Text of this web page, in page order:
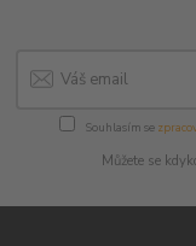
Souhlasím se
Můžete se